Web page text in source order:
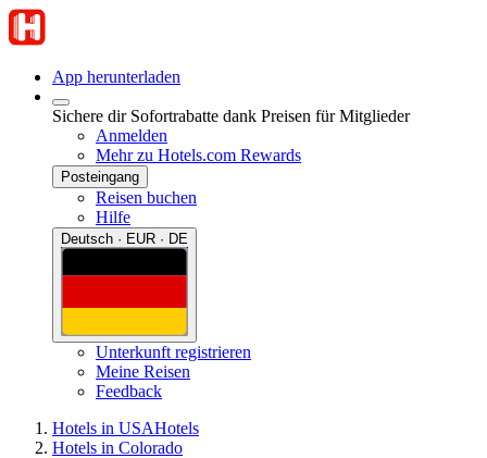
App herunterladen
Sichere dir Sofortrabatte dank Preisen für Mitglieder
Anmelden
Mehr zu Hotels.com Rewards
Posteingang
Reisen buchen
Hilfe
Deutsch · EUR · DE
Unterkunft registrieren
Meine Reisen
Feedback
Hotels in USAHotels
Hotels in Colorado